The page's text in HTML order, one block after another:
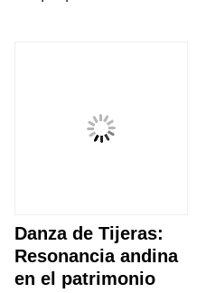
Danza de Tijeras:
Resonancia andina
en el patrimonio